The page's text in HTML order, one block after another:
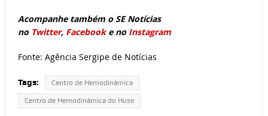
Acompanhe também o SE Notícias
no Twitter, Facebooke no Instagram
Fonte: Agência Sergipe de Notícias
Tags: Centro de Hemodinâmica
Centro de Hemodinâmica do Huse